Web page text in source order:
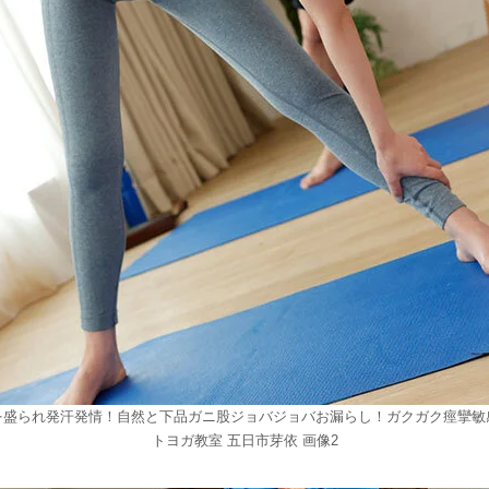
盛られ発汗発情！自然と下品ガニ股ジョバジョバお漏らし！ガクガク痙攣敏
トヨガ教室 五日市芽依 画像2